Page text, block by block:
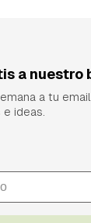
a nuestro
a tu
ideas.